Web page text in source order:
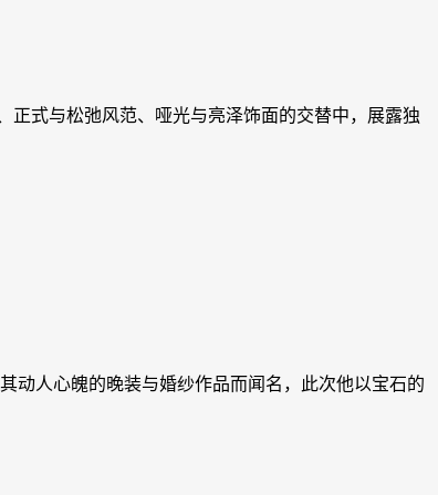
正式与松弛风范、哑光与亮泽饰面的交替中，展露独
动人心魄的晚装与婚纱作品而闻名，此次他以宝石的